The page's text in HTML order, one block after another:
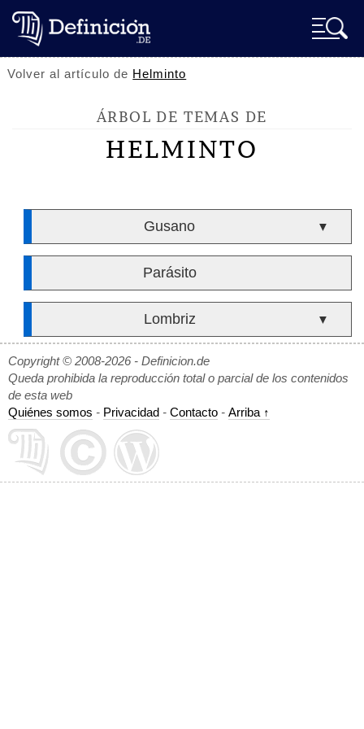
Volver al artículo de Helminto
ÁRBOL DE TEMAS DE
HELMINTO
Gusano ▼
Parásito
Lombriz ▼
Copyright © 2008-2026 - Definicion.de
Queda prohibida la reproducción total o parcial de los contenidos
de esta web
Quiénes somos - Privacidad - Contacto - Arriba ↑